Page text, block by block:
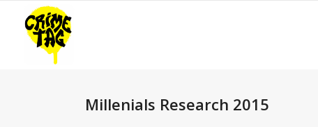
Millenials Research 2015